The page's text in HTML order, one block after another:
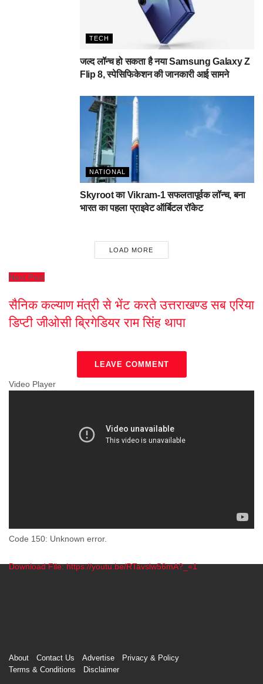
TECH
जल्द लॉन्च हो सकता है नया Samsung Galaxy Z
Flip 8, स्पेसिफिकेशन की जानकारी आई सामने
NATIONAL
Skyroot का Vikram-1 सफलतापूर्वक लॉन्च, बना
भारत का पहला प्राइवेट ऑर्बिटल रॉकेट
LOAD MORE
Next Post
सैनिक कल्याण मंत्री से भेंट करते उत्तराखण्ड सब एरिया
डिप्टी जीओसी ब्रिगेडियर राम सिंह थापा
LEAVE COMMENT
Video Player
Code 150: Unknown error.
Download File: https://youtu.be/RTavslw56mA?_=1
About Contact Us Advertise
Privacy & Policy
Terms & Conditions
Disclaimer